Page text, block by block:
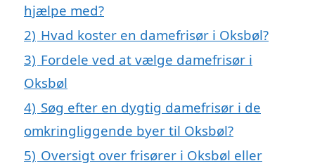
hjælpe med?
2) Hvad koster en damefrisør i Oksbøl?
3) Fordele ved at vælge damefrisør i
Oksbøl
4) Søg efter en dygtig damefrisør i de
omkringliggende byer til Oksbøl?
5) Oversigt over frisører i Oksbøl eller